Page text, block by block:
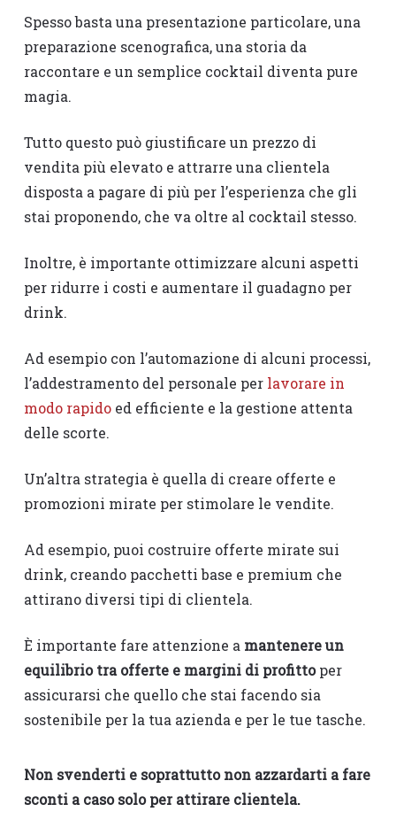
Spesso basta una presentazione particolare, una
preparazione scenografica, una storia da
raccontare e un semplice cocktail diventa pure
magia.
Tutto questo può giustificare un prezzo di
vendita più elevato e attrarre una clientela
disposta a pagare di più per l’esperienza che gli
stai proponendo, che va oltre al cocktail stesso.
Inoltre, è importante ottimizzare alcuni aspetti
per ridurre i costi e aumentare il guadagno per
drink.
Ad esempio con l’automazione di alcuni processi,
l’addestramento del personale per lavorare in
modo rapidoed efficiente e la gestione attenta
delle scorte.
Un’altra strategia è quella di creare offerte e
promozioni mirate per stimolare le vendite.
Ad esempio, puoi costruire offerte mirate sui
drink, creando pacchetti base e premium che
attirano diversi tipi di clientela.
È importante fare attenzione a mantenere un
equilibrio tra offerte e margini di profittoper
assicurarsi che quello che stai facendo sia
sostenibile per la tua azienda e per le tue tasche.
Non svenderti e soprattutto non azzardarti a fare
sconti a caso solo per attirare clientela.